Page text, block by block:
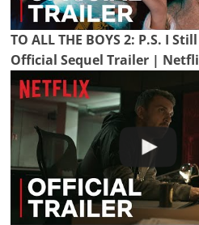
TO ALL THE BOYS 2: P.S. I
Official Sequel Trailer |